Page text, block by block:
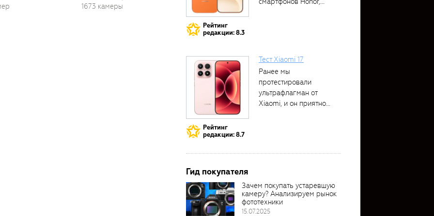
1673 камеры
Рейтинг
редакции: 8.3
Рейтинг
редакции: 8.7
Тест Xiaomi 17
Ранее мы
протестировали
ультрафлагман от
Xiaomi, и он приятно
Гид покупателя
Зачем покупать устаревшую
камеру? Анализируем рынок
фототехники
15.07.2025